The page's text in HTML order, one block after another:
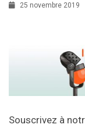
25 novembre 2019
Souscrivez à